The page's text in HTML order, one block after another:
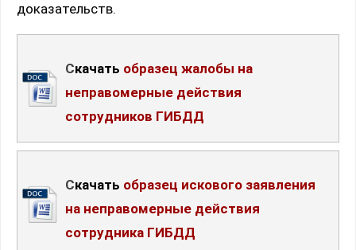
доказательств.
Скачать образец жалобы на
неправомерные действия
сотрудников ГИБДД
Скачать образец искового заявления
на неправомерные действия
сотрудника ГИБДД